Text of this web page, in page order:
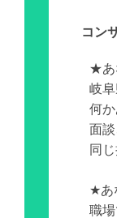
コン
★あ
岐
何か
面
同
★あ
職